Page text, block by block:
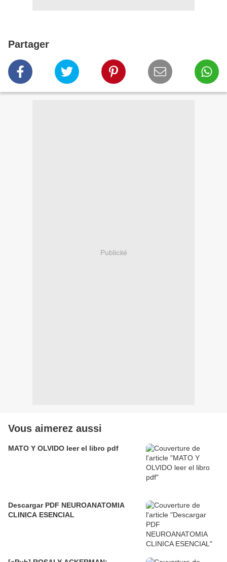
Partager
Publicité
Vous aimerez aussi
MATO Y OLVIDO leer el libro pdf
Descargar PDF NEUROANATOMIA
CLINICA ESENCIAL